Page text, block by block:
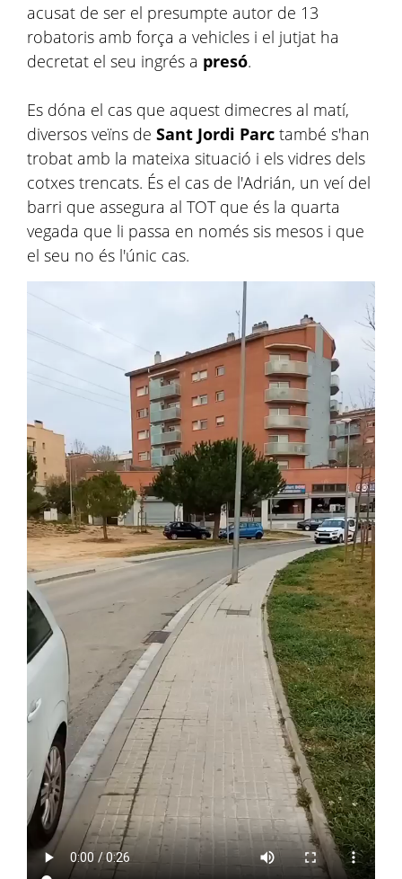
acusat de ser el presumpte autor de 13
robatoris amb força a vehicles i el jutjat ha
decretat el seu ingrés a presó.
Es dóna el cas que aquest dimecres al matí,
diversos veïns de Sant Jordi Parc també s'han
trobat amb la mateixa situació i els vidres dels
cotxes trencats. És el cas de l'Adrián, un veí del
barri que assegura al TOT que és la quarta
vegada que li passa en només sis mesos i que
el seu no és l'únic cas.